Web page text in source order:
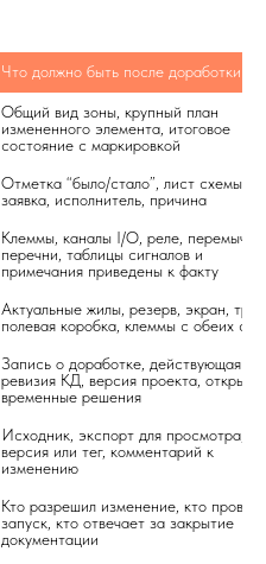
Что должно быть после доработки
Общий вид зоны, крупный план
измененного элемента, итоговое
состояние с маркировкой
Отметка “было/стало”, лист схемы,
заявка, исполнитель, причина
Клеммы, каналы I/O, реле, перемычки,
перечни, таблицы сигналов и
примечания приведены к факту
Актуальные жилы, резерв, экран,
полевая коробка, клеммы с обеих
Запись о доработке, действующая
ревизия КД, версия проекта,
временные решения
Исходник, экспорт для просмотра,
версия или тег, комментарий к
изменению
Кто разрешил изменение, кто
запуск, кто отвечает за закрытие
документации